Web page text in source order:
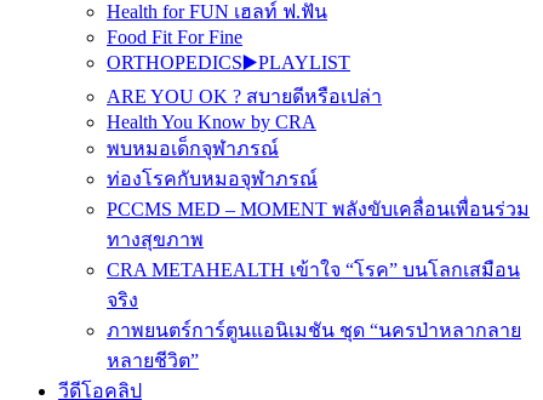
Health for FUN เฮลท์ ฟ.ฟัน
Food Fit For Fine
ORTHOPEDICS▶️PLAYLIST
ARE YOU OK ? สบายดีหรือเปล่า
Health You Know by CRA
พบหมอเด็กจุฬาภรณ์
ท่องโรคกับหมอจุฬาภรณ์
PCCMS MED – MOMENT พลังขับเคลื่อนเพื่อนร่วม
ทางสุขภาพ
CRA METAHEALTH เข้าใจ “โรค” บนโลกเสมือน
จริง
ภาพยนตร์การ์ตูนแอนิเมชัน ชุด “นครป่าหลากลาย
หลายชีวิต”
วีดีโอคลิป